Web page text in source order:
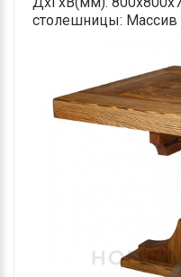
столешницы: Массив